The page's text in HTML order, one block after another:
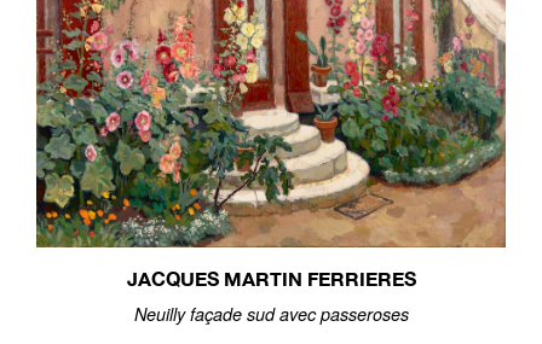
JACQUES MARTIN FERRIERES
Neuilly façade sud avec passeroses